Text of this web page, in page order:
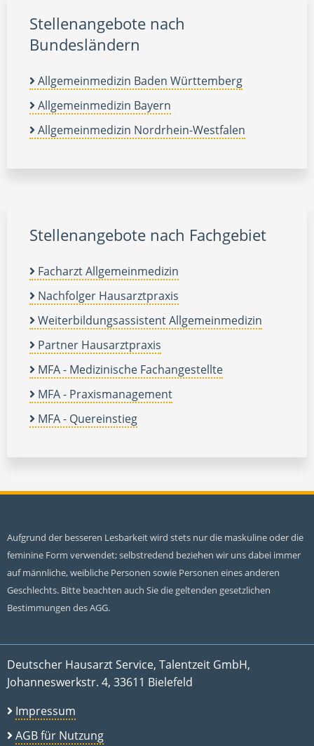
Stellenangebote nach
Bundesländern
Allgemeinmedizin Baden Württemberg
Allgemeinmedizin Bayern
Allgemeinmedizin Nordrhein-Westfalen
Stellenangebote nach Fachgebiet
Facharzt Allgemeinmedizin
Nachfolger Hausarztpraxis
Weiterbildungsassistent Allgemeinmedizin
Partner Hausarztpraxis
MFA - Medizinische Fachangestellte
MFA - Praxismanagement
MFA - Quereinstieg
Aufgrund der besseren Lesbarkeit wird stets nur die maskuline oder die
feminine Form verwendet; selbstredend beziehen wir uns dabei immer
auf männliche, weibliche Personen sowie Personen eines anderen
Geschlechts. Bitte beachten auch Sie die geltenden gesetzlichen
Bestimmungen des AGG.
Deutscher Hausarzt Service, Talentzeit GmbH,
Johanneswerkstr. 4, 33611 Bielefeld
Impressum
AGB für Nutzung